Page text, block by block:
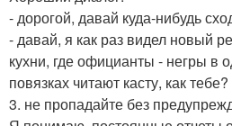
- дорогой, давай куда-нибудь
- давай, я как раз видел новый
кухни, где официанты - негры в
повязках читают касту, как тебе?
3. не пропадайте без